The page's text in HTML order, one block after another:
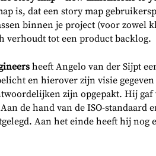
is, dat een story map
binnen je project (voor zowel
verhoudt tot een product backlog.
heeft Angelo van der Sijpt
en hierover zijn visie
zijn opgepakt. Hij
de hand van de ISO-standaard
Aan het einde heeft hij nog